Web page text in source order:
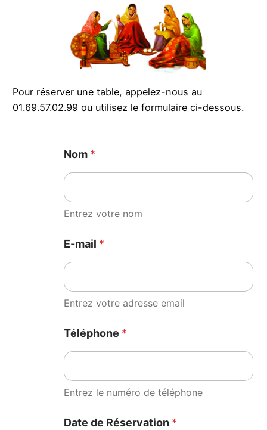
Pour réserver une table, appelez-nous au
01.69.57.02.99 ou utilisez le formulaire ci-dessous.
Nom *
Entrez votre nom
E-mail *
Entrez votre adresse email
Téléphone *
Entrez le numéro de téléphone
Date de Réservation *